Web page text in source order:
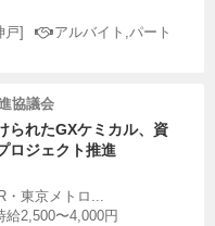
戸]
アルバイト,パート
協議会
られたGXケミカル、資
ロジェクト推進
・東京メトロ...
給2,500〜4,000円